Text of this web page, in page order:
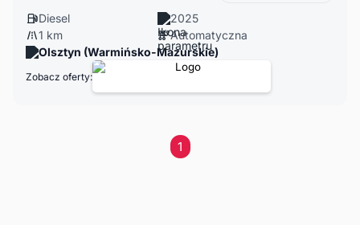
Diesel
2025
1 km
Automatyczna
Olsztyn (Warmińsko-Mazurskie)
Zobacz oferty:
1